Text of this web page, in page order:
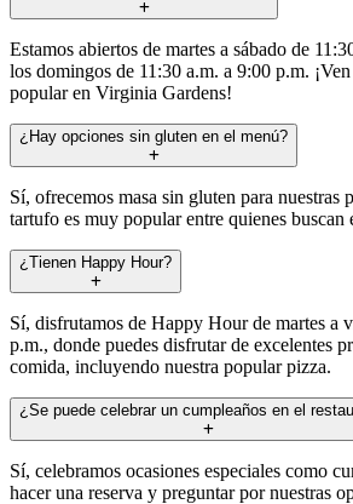
Estamos abiertos de martes a sábado de
los domingos de 11:30 a.m. a 9:00 p.m.
popular en Virginia Gardens!
¿Hay opciones sin gluten en el menú?
Sí, ofrecemos masa sin gluten para nuestras
tartufo es muy popular entre quienes buscan
¿Tienen Happy Hour?
Sí, disfrutamos de Happy Hour de martes a
p.m., donde puedes disfrutar de excelentes
comida, incluyendo nuestra popular pizza.
¿Se puede celebrar un cumpleaños en el
Sí, celebramos ocasiones especiales como
hacer una reserva y preguntar por nuestras